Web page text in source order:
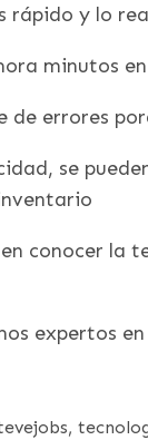
rápido y lo
minutos
de errores
se
conocer la
expertos